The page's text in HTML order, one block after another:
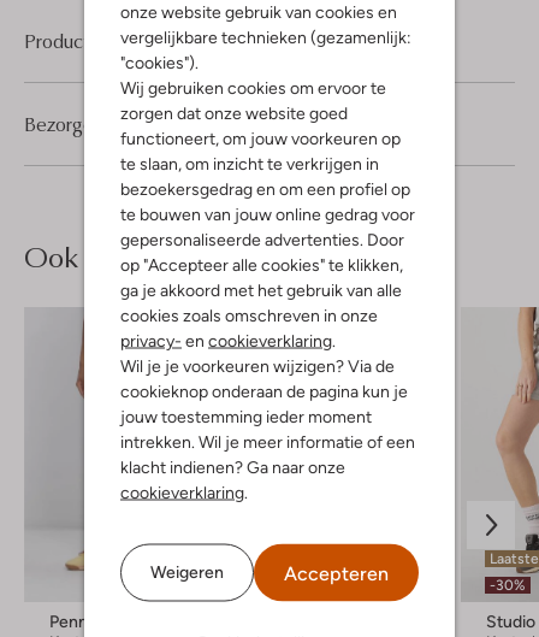
onze website gebruik van cookies en
vergelijkbare technieken (gezamenlijk:
"cookies").
Wij gebruiken cookies om ervoor te
zorgen dat onze website goed
functioneert, om jouw voorkeuren op
te slaan, om inzicht te verkrijgen in
bezoekersgedrag en om een profiel op
te bouwen van jouw online gedrag voor
gepersonaliseerde advertenties. Door
op "Accepteer alle cookies" te klikken,
ga je akkoord met het gebruik van alle
cookies zoals omschreven in onze
privacy- en cookieverklaring
Wil je je voorkeuren wijzigen? Via de
cookieknop onderaan de pagina kun je
jouw toestemming ieder moment
intrekken. Wil je meer informatie of een
klacht indienen? Ga naar onze
cookieverklaring
Weigeren Accepteren
Product informatie
Bezorgen & retourneren
Ook iets voor jou?
Penn & Ink
-40%
-30%